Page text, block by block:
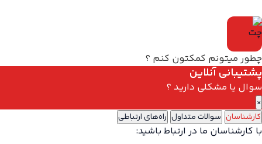
چطور میتونم کمکتون کنم ؟
پشتیبانی آنلاین
سوال یا مشکلی دارید ؟
×
کارشناسان سوالات متداول راه‌های ارتباطی
با کارشناسان ما در ارتباط باشید: